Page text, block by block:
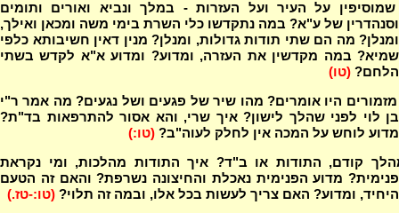
שמוסיפין על העיר ועל העזרות - במלך ונביא ואורים ותומים
וסנהדרין של ע"א? במה נתקדשו כלי השרת בימי משה ומכאן ואילך,
ומנלן? מה הם שתי תודות גדולות, ומנלן? מנין דאין חשיבותא כלפי
שמיא? במה מקדשין את העזרה, ומדוע? ומדוע א"א לקדש בשתי
הלחם? (טו)
מזמורים היו אומרים? מהו שיר של פגעים ושל נגעים? מה אמר ר"י
בן לוי לפני שהלך לישון? איך שרי, והא אסור להתרפאות בד"ת?
מדוע לוחש על המכה אין לחלק לעוה"ב? (טו:)
קודם, התודות או ב"ד? איך התודות מהלכות, ומי נקראת
פנימית? מדוע הפנימית נאכלת והחיצונה נשרפת? והאם זה הטעם
היחיד, ומדוע? האם צריך לעשות בכל אלו, ובמה זה תלוי? (טו:-טז.)